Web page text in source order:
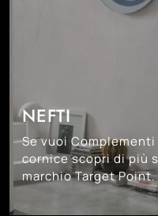
NEFTI
Se vuoi
cornice scopri di più
marchio Target Point.